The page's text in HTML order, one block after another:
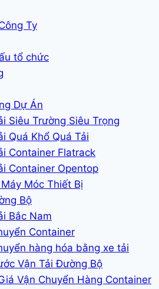
Ty
tổ chức
Dự Án
Siêu Trường Siêu Trọng
Quá Khổ Quá Tải
Container Flatrack
Container Opentop
Móc Thiết Bị
Bộ
Bắc Nam
Container
hàng hóa bằng xe tải
Vận Tải Đường Bộ
Vận Chuyển Hàng Container